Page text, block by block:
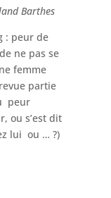
Barthes
: peur de
ne pas se
femme
partie
peur
ou s’est dit
lui ou … ?)